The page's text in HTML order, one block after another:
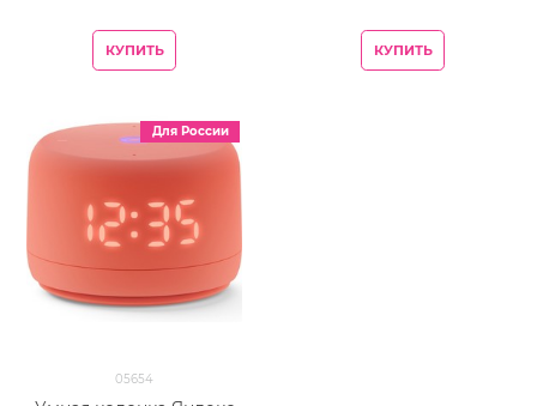
КУПИТЬ КУПИТЬ
Для России
05654